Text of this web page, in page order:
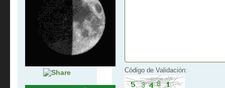
Código de Validación: